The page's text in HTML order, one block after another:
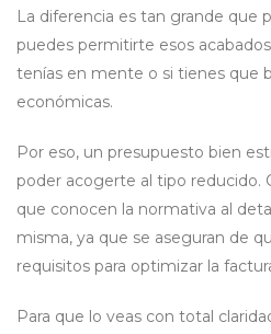
La diferencia es tan grande que
puedes permitirte esos
tenías en mente o si tienes que
económicas.
Por eso, un presupuesto bien
poder acogerte al tipo reducido.
que conocen la normativa al
misma, ya que se aseguran de
requisitos para optimizar la
Para que lo veas con total